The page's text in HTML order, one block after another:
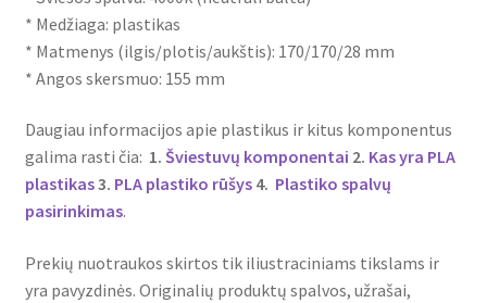
* Medžiaga: plastikas
* Matmenys (ilgis/plotis/aukštis): 170/170/28 mm
* Angos skersmuo: 155 mm
Daugiau informacijos apie plastikus ir kitus komponentus
galima rasti čia: 1. Šviestuvų komponentai 2. Kas yra PLA
plastikas3. PLA plastiko rūšys4. Plastiko spalvų
pasirinkimas.
Prekių nuotraukos skirtos tik iliustraciniams tikslams ir
yra pavyzdinės. Originalių produktų spalvos, užrašai,